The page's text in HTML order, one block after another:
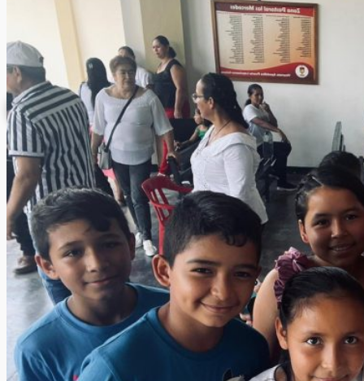
Donazioni
INFORMAZIONE
Archivio News
Lunedì della Missione
Archivio Audio
Archivio Chiesa Viva
Link CMD
CONTATTI
ISCRIZIONE NEWSLETTER